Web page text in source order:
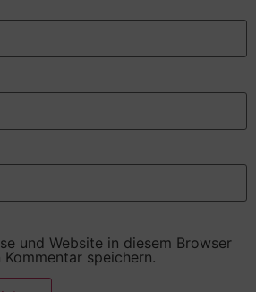
und Website in diesem Browser
speichern.